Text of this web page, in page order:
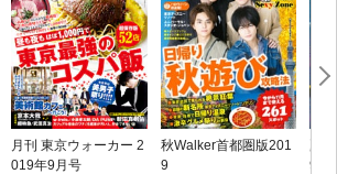
月刊 東京ウォーカー 2
019年9月号
秋Walker首都圏版201
9
9